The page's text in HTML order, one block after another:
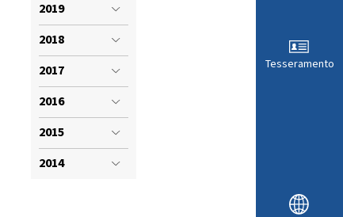
Tesseramento
2019
2018
2017
2016
2015
2014